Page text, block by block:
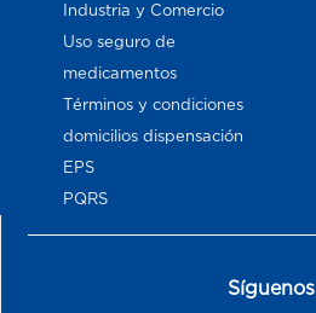
Industria y Comercio
Uso seguro de
medicamentos
Términos y condiciones
domicilios dispensación
EPS
PQRS
Síguenos